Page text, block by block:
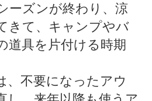
ーズンが終わり、涼
きて、キャンプやバ
道具を片付ける時期
、不要になったアウ